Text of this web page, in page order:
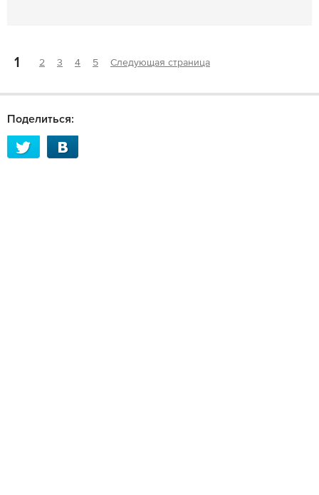
1 2 3 4 5 Следующая страница
Поделиться: